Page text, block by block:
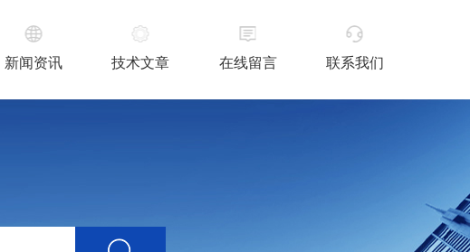
新闻资讯 技术文章 在线留言 联系我们